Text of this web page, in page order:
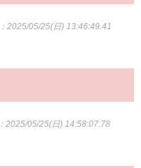
：2025/05/25(日) 13:46:49.41
：2025/05/25(日) 14:58:07.78